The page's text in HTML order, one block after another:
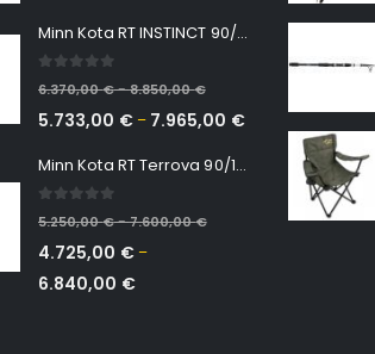
Minn Kota RT INSTINCT 90/115 WR QUEST
6.370,00€–8.850,00€
5.733,00 €– 7.965,00 €
Minn Kota RT Terrova 90/115 WR QUEST
5.250,00€–7.600,00€
4.725,00 €–
6.840,00 €